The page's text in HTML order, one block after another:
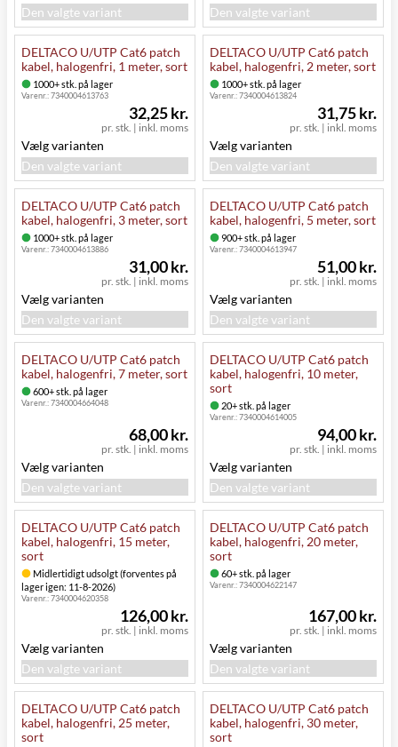
Den valgte variant
Den valgte variant
DELTACO U/UTP Cat6 patch
kabel, halogenfri, 1 meter, sort
1000+ stk. på lager
Varenr.:7340004613763
pr. stk. | inkl. moms
32,25 kr.
Vælg varianten
Den valgte variant
DELTACO U/UTP Cat6 patch
kabel, halogenfri, 2 meter, sort
1000+ stk. på lager
Varenr.:7340004613824
pr. stk. | inkl. moms
31,75 kr.
Vælg varianten
Den valgte variant
DELTACO U/UTP Cat6 patch
kabel, halogenfri, 3 meter, sort
1000+ stk. på lager
Varenr.:7340004613886
pr. stk. | inkl. moms
31,00 kr.
Vælg varianten
Den valgte variant
DELTACO U/UTP Cat6 patch
kabel, halogenfri, 5 meter, sort
900+ stk. på lager
Varenr.:7340004613947
pr. stk. | inkl. moms
51,00 kr.
Vælg varianten
Den valgte variant
DELTACO U/UTP Cat6 patch
kabel, halogenfri, 7 meter, sort
600+ stk. på lager
Varenr.:7340004664048
pr. stk. | inkl. moms
68,00 kr.
Vælg varianten
Den valgte variant
DELTACO U/UTP Cat6 patch
kabel, halogenfri, 10 meter,
sort
20+ stk. på lager
Varenr.:7340004614005
pr. stk. | inkl. moms
94,00 kr.
Vælg varianten
Den valgte variant
DELTACO U/UTP Cat6 patch
kabel, halogenfri, 15 meter,
sort
Midlertidigt udsolgt (forventes på
lager igen: 11-8-2026)
Varenr.:7340004620358
pr. stk. | inkl. moms
126,00 kr.
Vælg varianten
Den valgte variant
DELTACO U/UTP Cat6 patch
kabel, halogenfri, 20 meter,
sort
60+ stk. på lager
Varenr.:7340004622147
pr. stk. | inkl. moms
167,00 kr.
Vælg varianten
Den valgte variant
DELTACO U/UTP Cat6 patch
kabel, halogenfri, 25 meter,
sort
DELTACO U/UTP Cat6 patch
kabel, halogenfri, 30 meter,
sort